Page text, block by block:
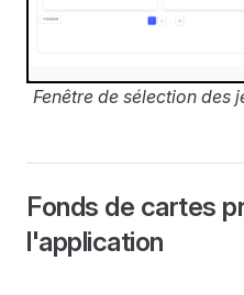
Fenêtre de sélection des
Fonds de cartes
l'application